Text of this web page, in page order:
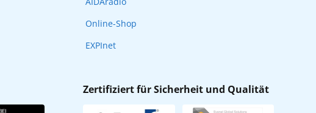
Online-Shop
EXPInet
Zertifiziert für Sicherheit und Qualität